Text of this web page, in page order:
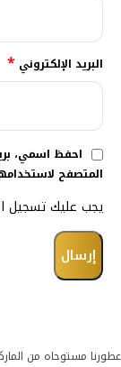
البريد الإلكتروني *
احفظ اسمي،
المتصفح
يجب عليك تسجيل
عطورنا مستوحاه من